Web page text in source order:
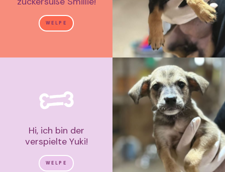
WELPE
Hi, ich bin der
verspielte Yuki!
WELPE